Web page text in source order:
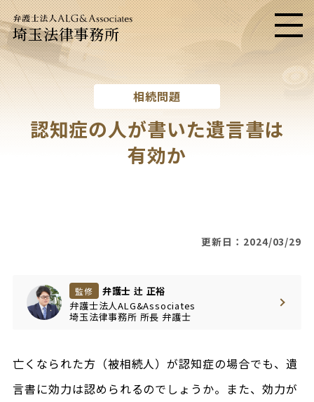
埼玉法律事務所 メニ
相続問題
認知症の人が書いた遺言書は
有効か
更新日：2024/03/29
監修
弁護士 辻 正裕
弁護士法人ALG&Associates
埼玉法律事務所 所長 弁護士
亡くなられた方（被相続人）が認知症の場合でも、遺
言書に効力は認められるのでしょうか。また、効力が